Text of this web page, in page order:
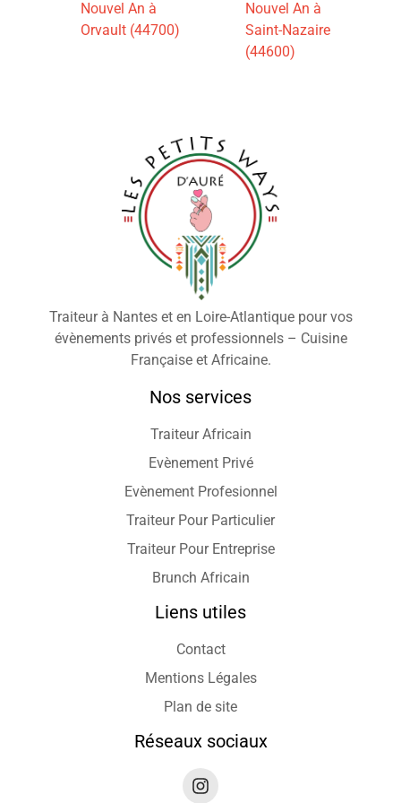
Nouvel An à
Orvault (44700)
Nouvel An à
Saint-Nazaire
(44600)
Traiteur à Nantes et en Loire-Atlantique pour vos
évènements privés et professionnels – Cuisine
Française et Africaine.
Nos services
Traiteur Africain
Evènement Privé
Evènement Profesionnel
Traiteur Pour Particulier
Traiteur Pour Entreprise
Brunch Africain
Liens utiles
Contact
Mentions Légales
Plan de site
Réseaux sociaux